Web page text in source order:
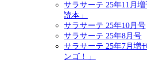
サラサーテ 25年11月
読本」
サラサーテ 25年10月号
サラサーテ 25年8月号
サラサーテ 25年7月増
ンゴ！」